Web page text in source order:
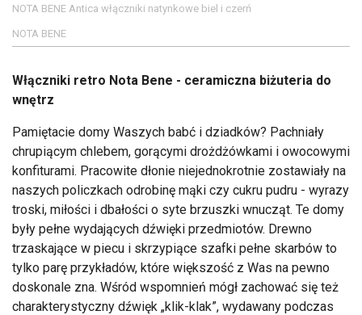
NOTA BENE Antica włączniki natynkowe biel i czerń
NOTA BENE
Włączniki retro Nota Bene - ceramiczna biżuteria do
wnętrz
Pamiętacie domy Waszych babć i dziadków? Pachniały
chrupiącym chlebem, gorącymi drożdżówkami i owocowymi
konfiturami. Pracowite dłonie niejednokrotnie zostawiały na
naszych policzkach odrobinę mąki czy cukru pudru - wyrazy
troski, miłości i dbałości o syte brzuszki wnucząt. Te domy
były pełne wydających dźwięki przedmiotów. Drewno
trzaskające w piecu i skrzypiące szafki pełne skarbów to
tylko parę przykładów, które większość z Was na pewno
doskonale zna. Wśród wspomnień mógł zachować się też
charakterystyczny dźwięk „klik-klak”, wydawany podczas